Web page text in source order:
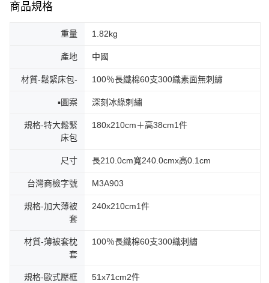
商品規格
重量 1.82kg
產地 中國
材質-鬆緊床包- 100％長纖棉60支300織素面無刺繡
▪圖案 深刻冰綠刺繡
規格-特大鬆緊
床包
180x210cm＋高38cm1件
尺寸 長210.0cm寬240.0cmx高0.1cm
台灣商檢字號 M3A903
規格-加大薄被
套
240x210cm1件
材質-薄被套枕
套
100％長纖棉60支300織刺繡
規格-歐式壓框
51x71cm2件